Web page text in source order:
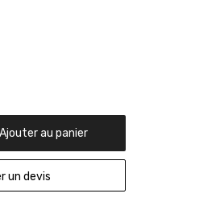
Ajouter au panier
un devis